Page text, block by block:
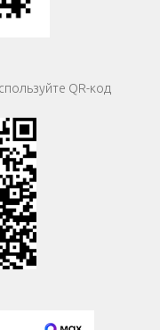
QR-код